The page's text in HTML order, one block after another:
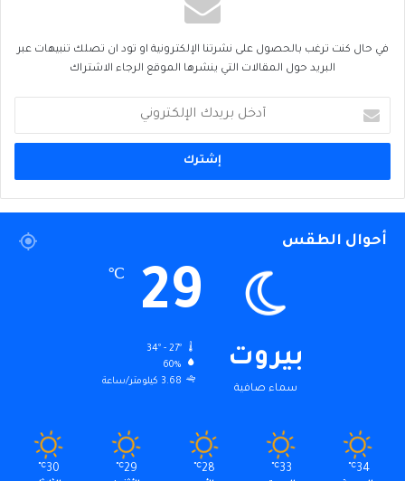
في حال كنت ترغب بالحصول على نشرتنا الإلكترونية او تود ان تصلك تنبيهات عبر
البريد حول المقالات التي ينشرها الموقع الرجاء الاشتراك
بريدك
الإلكتروني
أحوال الطقس
بيروت
سماء صافية
29
℃
34º - 27º
60%
3.68 كيلومتر/ساعة
34
℃
33
℃
28
℃
29
℃
30
℃